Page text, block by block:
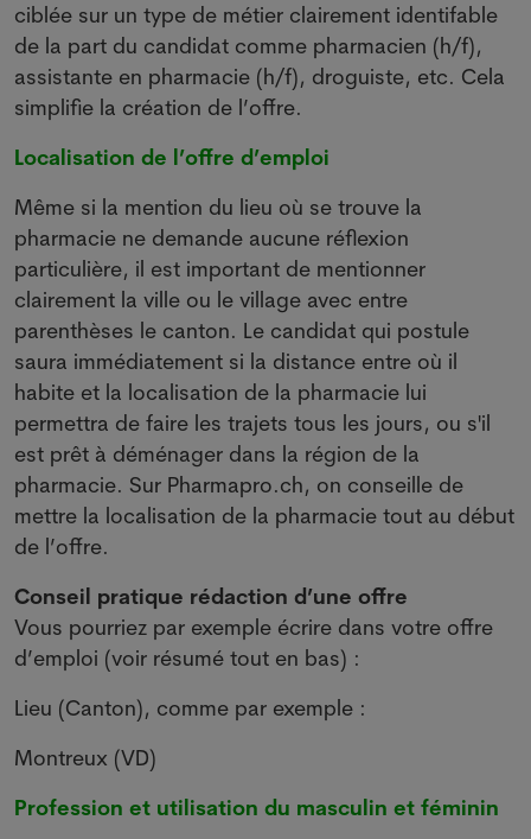
ciblée sur un type de métier clairement identifable
de la part du candidat comme pharmacien (h/f),
assistante en pharmacie (h/f), droguiste, etc. Cela
simplifie la création de l’offre.
Localisation de l’offre d’emploi
Même si la mention du lieu où se trouve la
pharmacie ne demande aucune réflexion
particulière, il est important de mentionner
clairement la ville ou le village avec entre
parenthèses le canton. Le candidat qui postule
saura immédiatement si la distance entre où il
habite et la localisation de la pharmacie lui
permettra de faire les trajets tous les jours, ou s'il
est prêt à déménager dans la région de la
pharmacie. Sur Pharmapro.ch, on conseille de
mettre la localisation de la pharmacie tout au début
de l’offre.
Conseil pratique rédaction d’une offre
Vous pourriez par exemple écrire dans votre offre
d’emploi (voir résumé tout en bas) :
Lieu (Canton), comme par exemple :
Montreux (VD)
Profession et utilisation du masculin et féminin